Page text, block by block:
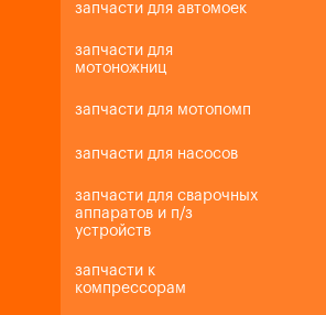
запчасти для автомоек
запчасти для
мотоножниц
запчасти для мотопомп
запчасти для насосов
запчасти для сварочных
аппаратов и п/з
устройств
запчасти к
компрессорам